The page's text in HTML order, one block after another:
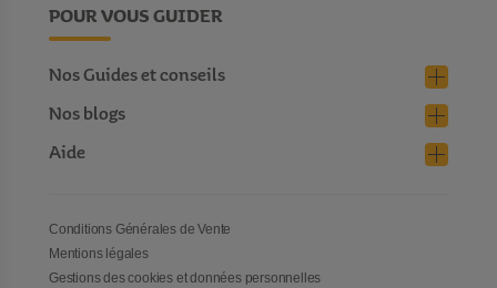
POUR VOUS GUIDER
Nos Guides et conseils
Nos blogs
Aide
Conditions Générales de Vente
Mentions légales
Gestions des cookies et données personnelles